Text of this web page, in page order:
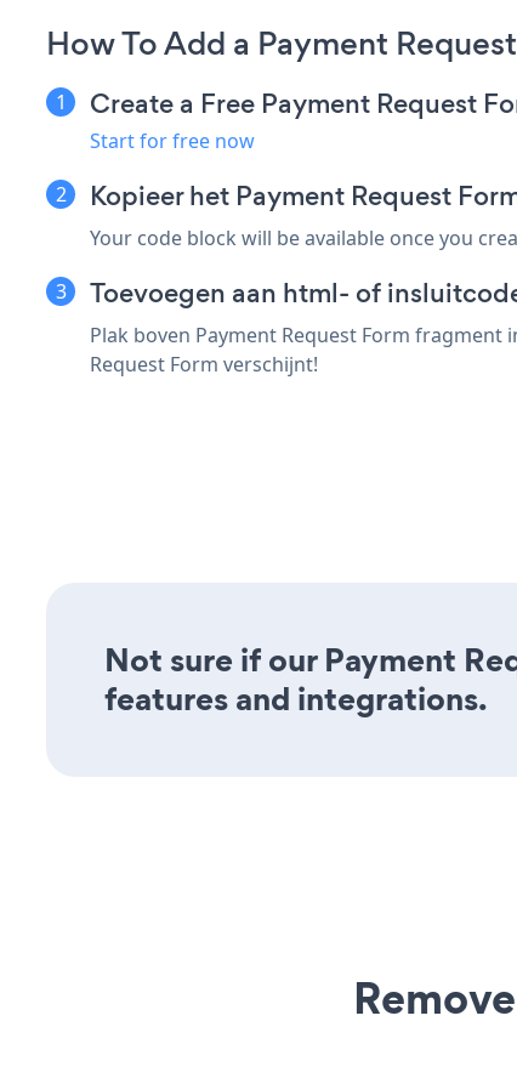
How To Add a Payment
Create a Free Payment Request
Start for free now
Kopieer het Payment Request
Your code block will be available once you
Toevoegen aan html- of
Plak boven Payment Request Form fragment
Request Form verschijnt!
Not sure if our Payment
features and integrations.